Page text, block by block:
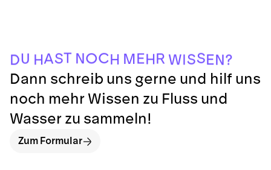
DU HAST NOCH M EHR WISSEN?
Dann schreib uns gerne und hilf uns
noch mehr Wissen zu Fluss und
Wasser zu sammeln!
Zum Formular